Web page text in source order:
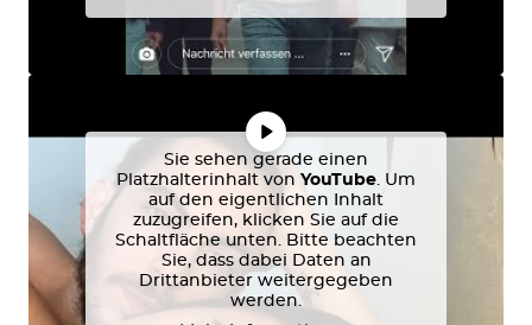
Sie sehen gerade einen
Platzhalterinhalt von YouTube. Um
auf den eigentlichen Inhalt
zuzugreifen, klicken Sie auf die
Schaltfläche unten. Bitte beachten
Sie, dass dabei Daten an
Drittanbieter weitergegeben
werden.